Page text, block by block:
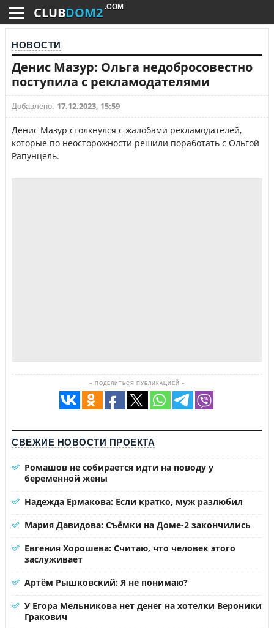
CLUBDOM2 .COM
НОВОСТИ
Денис Мазур: Ольга недобросовестно
поступила с рекламодателями
Добавлено: 17.12.2023, 15:59
Денис Мазур столкнулся с жалобами рекламодателей,
которые по неосторожности решили поработать с Ольгой
Рапунцель.
≡ ПОДЕЛИТЬСЯ ПУБЛИКАЦИЕЙ ≡
СВЕЖИЕ НОВОСТИ ПРОЕКТА
Ромашов не собирается идти на поводу у
беременной жены
Надежда Ермакова: Если кратко, муж разлюбил
Мария Давидова: Съёмки на Доме-2 закончились
Евгения Хорошева: Считаю, что человек этого
заслуживает
Артём Рышковский: Я не понимаю?
У Егора Мельникова нет денег на хотелки Вероники
Гракович